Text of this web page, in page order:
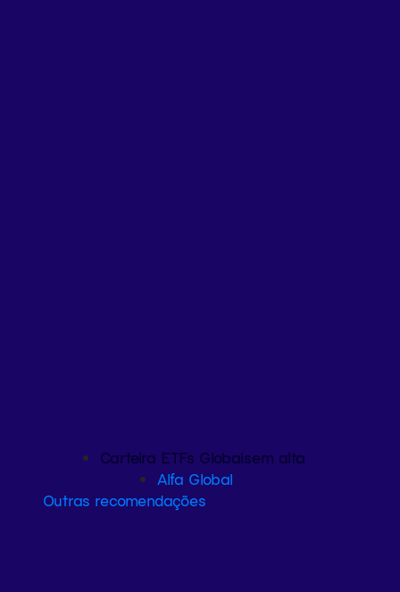
Carteira ETFs Globaisem alta
Alfa Global
Outras recomendações